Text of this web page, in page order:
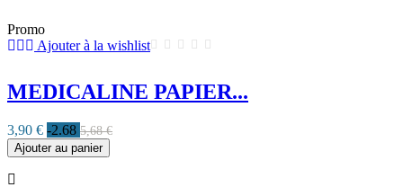
Promo
Ajouter à la wishlist
MEDICALINE PAPIER...
3,90 € -2.68 5,68 €
Ajouter au panier